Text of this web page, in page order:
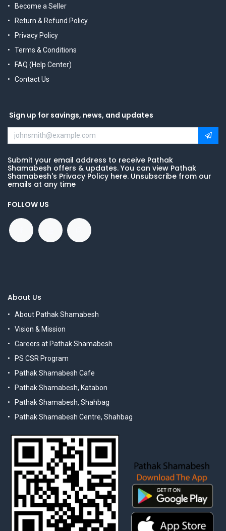
Become a Seller
Return & Refund Policy
Privacy Policy
Terms & Conditions
FAQ (Help Center)
Contact Us
Sign up for savings, news, and updates
Submit your email address to receive Pathak
Shamabesh offers & updates. You can view Pathak
Shamabesh's Privacy Policy here. Unsubscribe from our
emails at any time
FOLLOW US
About Us
About Pathak Shamabesh
Vision & Mission
Careers at Pathak Shamabesh
PS CSR Program
Pathak Shamabesh Cafe
Pathak Shamabesh, Katabon
Pathak Shamabesh, Shahbag
Pathak Shamabesh Centre, Shahbag